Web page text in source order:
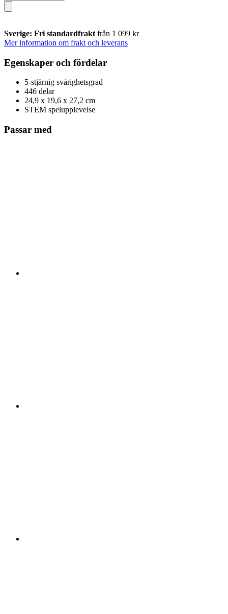
Sverige: Fri standardfrakt från 1 099 kr
Mer information om frakt och leverans
Egenskaper och fördelar
5-stjärnig svårighetsgrad
446 delar
24,9 x 19,6 x 27,2 cm
STEM spelupplevelse
Passar med